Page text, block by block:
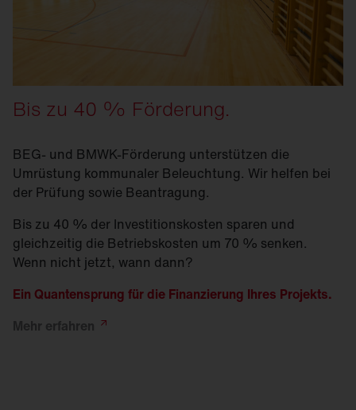
Bis zu 40 % Förderung.
BEG- und BMWK-Förderung unterstützen die
Umrüstung kommunaler Beleuchtung. Wir helfen bei
der Prüfung sowie Beantragung.
Bis zu 40 % der Investitionskosten sparen und
gleichzeitig die Betriebskosten um 70 % senken.
Wenn nicht jetzt, wann dann?
Ein Quantensprung für die Finanzierung Ihres Projekts.
Mehr erfahren